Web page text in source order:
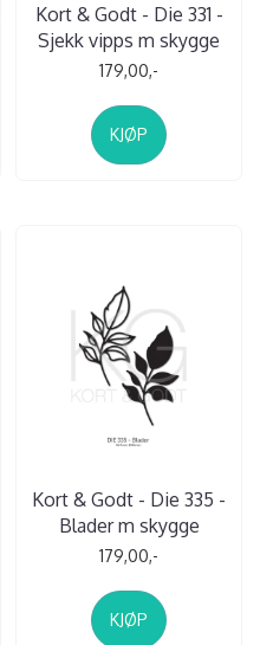
Kort & Godt - Die 331 -
Sjekk vipps m skygge
179,00,-
KJØP
Kort & Godt - Die 335 -
Blader m skygge
179,00,-
KJØP